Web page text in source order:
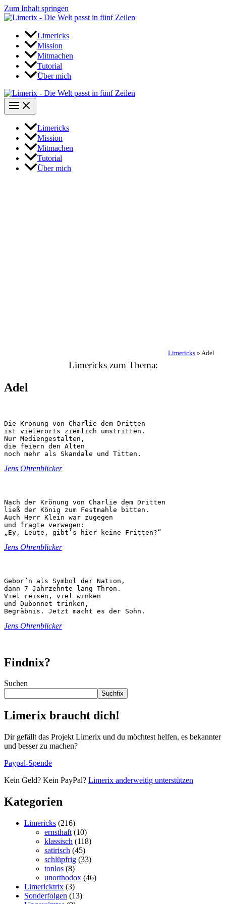
Zum Inhalt springen
Limericks
Mission
Mitmachen
Tutorial
Über mich
Limericks
Mission
Mitmachen
Tutorial
Über mich
Limericks » Adel
Limericks zum Thema:
Adel
Die Krönung von Charlie dem Dritten
ist vielerorts ziemlich umstritten.
Nur Mediengestalten,
die feiern den Alten
noch mehr als Skandale und Titten.
Jens Ohrenblicker
Nach der Krönung von Charlie dem Dritten
ließ der König zum Festmahle bitten.
Auch Herr Klein war zugegen
und fragte verwegen:
„Ey, Leute, gibt’s hier keine Fritten?“
Jens Ohrenblicker
Gebor’n als Symbol der Nation,
dann 7 Jahrzehnte lang Thron.
Viel reisen, viel winken
und Dubonnet trinken,
Begräbnis. Jetzt macht es der Sohn.
Jens Ohrenblicker
Findnix?
Suchen
Suchfix
Limerix braucht dich!
Dir gefällt das Projekt Limerix und du möchtest helfen, es bekannter
und besser zu machen?
Paypal-Spende
Kein Geld? Kein PayPal? Limerix anderweitig unterstützen
Kategorien
Limericks (216)
ernsthaft (10)
klassisch (118)
satirisch (45)
schlüpfrig (33)
tonlos (8)
unorthodox (46)
Limericktrix (3)
Sonderfolgen (13)